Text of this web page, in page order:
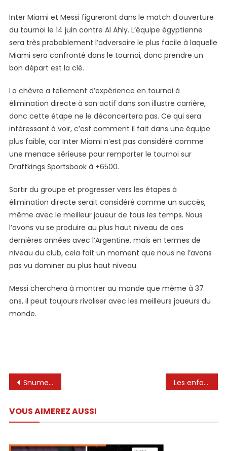
Inter Miami et Messi figureront dans le match d’ouverture
du tournoi le 14 juin contre Al Ahly. L’équipe égyptienne
sera très probablement l’adversaire le plus facile à laquelle
Miami sera confronté dans le tournoi, donc prendre un
bon départ est la clé.
La chèvre a tellement d’expérience en tournoi à
élimination directe à son actif dans son illustre carrière,
donc cette étape ne le déconcertera pas. Ce qui sera
intéressant à voir, c’est comment il fait dans une équipe
plus faible, car Inter Miami n’est pas considéré comme
une menace sérieuse pour remporter le tournoi sur
Draftkings Sportsbook à +6500.
Sortir du groupe et progresser vers les étapes à
élimination directe serait considéré comme un succès,
même avec le meilleur joueur de tous les temps. Nous
l’avons vu se produire au plus haut niveau de ces
dernières années avec l’Argentine, mais en termes de
niveau du club, cela fait un moment que nous ne l’avons
pas vu dominer au plus haut niveau.
Messi cherchera à montrer au monde que même à 37
ans, il peut toujours rivaliser avec les meilleurs joueurs du
monde.
Navigation
l’article
Snument de l’Argentine Eleven contre Colombie, Lionel Messi pour commencer – Albiceleste Mundo Les enfants d’Arturo Vidal avec Leo Messi 😍
VOUS AIMEREZ AUSSI